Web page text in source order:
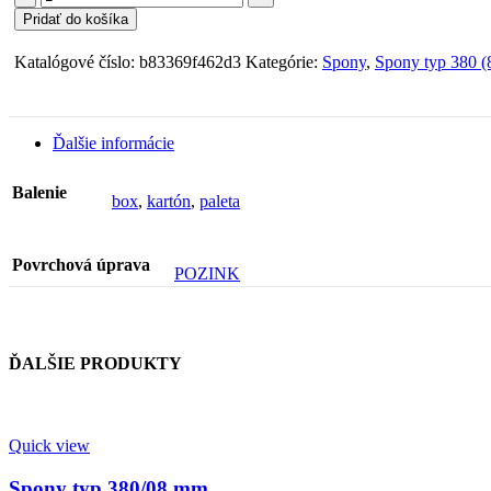
Spony
typ
380/06
mm
Pridať do košíka
Katalógové číslo: b83369f462d3 Kategórie: Spony, Spony typ 380
Ďalšie informácie
Balenie box, kartón, paleta
Povrchová úprava POZINK
ĎALŠIE PRODUKTY
Quick view